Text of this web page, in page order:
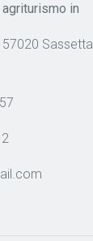
in
Sassetta